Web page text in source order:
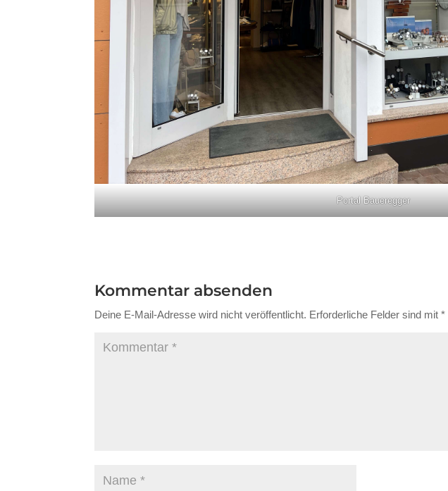
Portal Baueregger
Kommentar absenden
Deine E-Mail-Adresse wird nicht veröffentlicht. Erforderliche Felder sind mit*